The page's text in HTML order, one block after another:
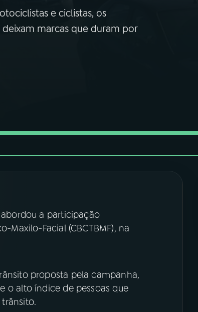
e ciclistas, os
marcas que duram por
a participação
Maxilo-Facial (CBCTBMF), na
proposta pela campanha,
o alto índice de pessoas que